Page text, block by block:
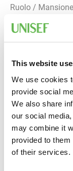
This website
We use cookies
provide social
We also share
our social
may combine it
provided to
of their services.
Ruolo / Mansione
Informativa